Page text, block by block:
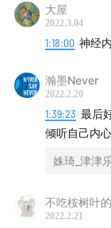
大屋
2022.3.04
1:18:00 神经
瀚墨Never
2022.2.20
1:39:23 最后
倾听自己内心
姝琦_津津
不吃桉树叶
2022.2.21